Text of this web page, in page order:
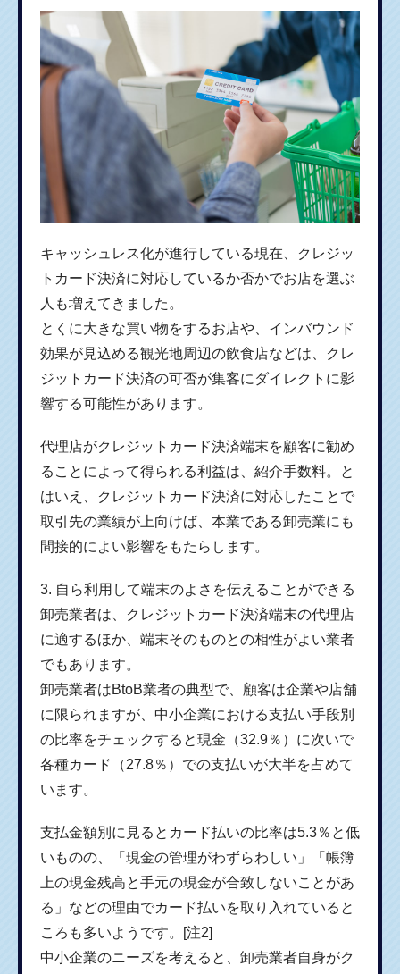
キャッシュレス化が進行している現在、クレジッ
トカード決済に対応しているか否かでお店を選ぶ
人も増えてきました。
とくに大きな買い物をするお店や、インバウンド
効果が見込める観光地周辺の飲食店などは、クレ
ジットカード決済の可否が集客にダイレクトに影
響する可能性があります。
代理店がクレジットカード決済端末を顧客に勧め
ることによって得られる利益は、紹介手数料。と
はいえ、クレジットカード決済に対応したことで
取引先の業績が上向けば、本業である卸売業にも
間接的によい影響をもたらします。
3. 自ら利用して端末のよさを伝えることができる
卸売業者は、クレジットカード決済端末の代理店
に適するほか、端末そのものとの相性がよい業者
でもあります。
卸売業者はBtoB業者の典型で、顧客は企業や店舗
に限られますが、中小企業における支払い手段別
の比率をチェックすると現金（32.9％）に次いで
各種カード（27.8％）での支払いが大半を占めて
います。
支払金額別に見るとカード払いの比率は5.3％と低
いものの、「現金の管理がわずらわしい」「帳簿
上の現金残高と手元の現金が合致しないことがあ
る」などの理由でカード払いを取り入れていると
ころも多いようです。[注2]
中小企業のニーズを考えると、卸売業者自身がク